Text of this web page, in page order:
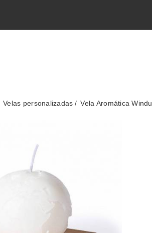
Velas personalizadas Vela Aromática Windu